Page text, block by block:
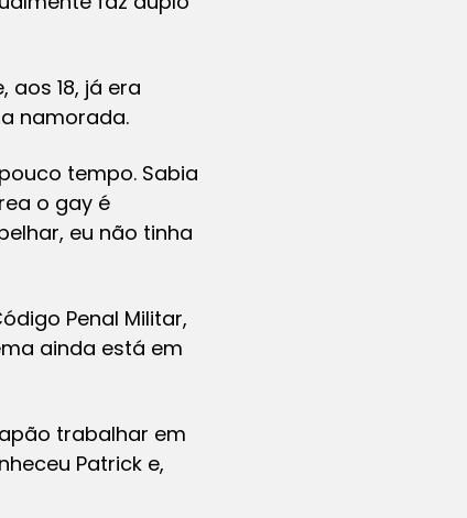
aos 18, já era
namorada.
tempo. Sabia
o gay é
eu não tinha
Penal Militar,
ainda está em
trabalhar em
Patrick e,